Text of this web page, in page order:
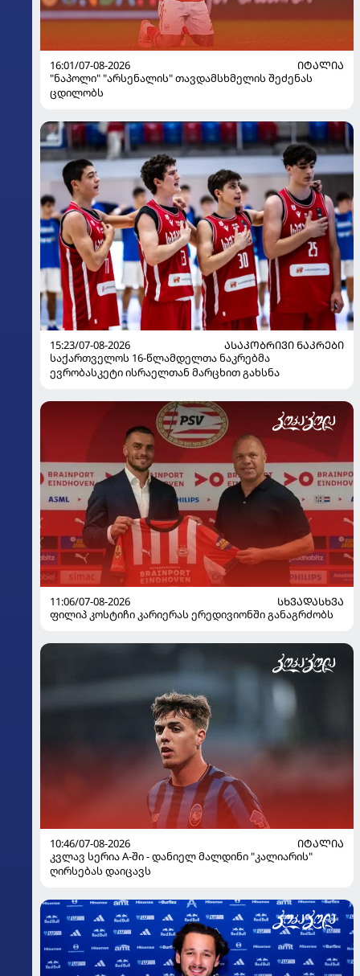
16:01/07-08-2026
ᲘᲢᲐᲚᲘᲐ
"ნაპოლი" "არსენალის" თავდამსხმელის შეძენას
ცდილობს
15:23/07-08-2026
ᲐᲡᲐᲙᲝᲑᲠᲘᲕᲘ ᲜᲐᲙᲠᲔᲑᲘ
საქართველოს 16-წლამდელთა ნაკრებმა
ევრობასკეტი ისრაელთან მარცხით გახსნა
11:06/07-08-2026
ᲡᲮᲕᲐᲓᲐᲡᲮᲕᲐ
ფილიპ კოსტიჩი კარიერას ერედივიონში განაგრძობს
10:46/07-08-2026
ᲘᲢᲐᲚᲘᲐ
კვლავ სერია A-ში - დანიელ მალდინი "კალიარის"
ღირსებას დაიცავს